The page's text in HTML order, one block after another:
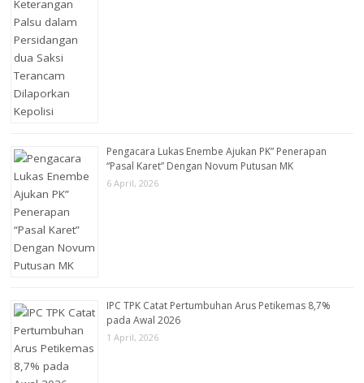
Pengacara Lukas Enembe Ajukan PK” Penerapan
“Pasal Karet” Dengan Novum Putusan MK
6 April, 2026
IPC TPK Catat Pertumbuhan Arus Petikemas 8,7%
pada Awal 2026
1 April, 2026